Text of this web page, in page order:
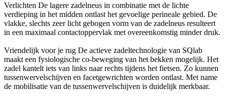
Verlichten De lagere zadelneus in combinatie met de lichte
verdieping in het midden ontlast het gevoelige perineale gebied. De
vlakke, slechts zeer licht gebogen vorm van de zadelneus resulteert
in een maximaal contactoppervlak met overeenkomstig minder druk.
Vriendelijk voor je rug De actieve zadeltechnologie van SQlab
maakt een fysiologische co-beweging van het bekken mogelijk. Het
zadel kantelt iets van links naar rechts tijdens het fietsen. Zo kunnen
tussenwervelschijven en facetgewrichten worden ontlast. Met name
de mobilisatie van de tussenwervelschijven is duidelijk merkbaar.